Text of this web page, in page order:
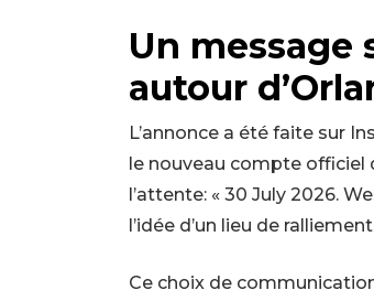
Un
autour
L’annonce a été faite sur
le nouveau compte officiel
l’attente: « 30 July 2026.
l’idée d’un lieu de
Ce choix de